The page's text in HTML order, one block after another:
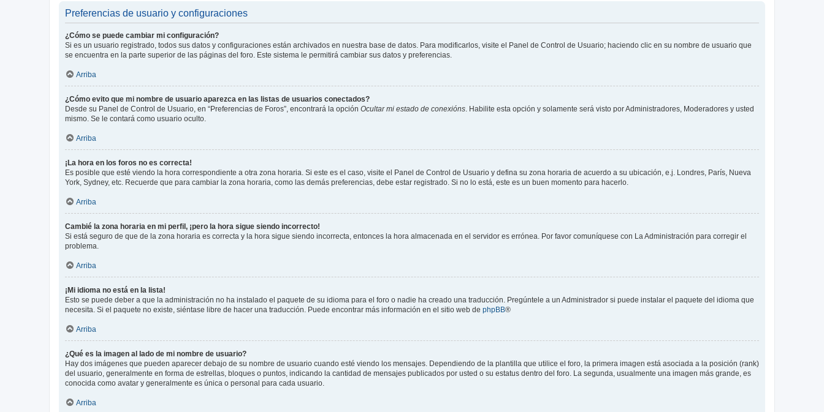
Preferencias de usuario y configuraciones
¿Cómo se puede cambiar mi configuración?
Si es un usuario registrado, todos sus datos y configuraciones están archivados en nuestra base de datos. Para modificarlos, visite el Panel de Control de Usuario; haciendo clic en su nombre de usuario que
se encuentra en la parte superior de las páginas del foro. Este sistema le permitirá cambiar sus datos y preferencias.
Arriba
¿Cómo evito que mi nombre de usuario aparezca en las listas de usuarios conectados?
Desde su Panel de Control de Usuario, en “Preferencias de Foros”, encontrará la opción Ocultar mi estado de conexións . Habilite esta opción y solamente será visto por Administradores, Moderadores y usted
mismo. Se le contará como usuario oculto.
Arriba
¡La hora en los foros no es correcta!
Es posible que esté viendo la hora correspondiente a otra zona horaria. Si este es el caso, visite el Panel de Control de Usuario y defina su zona horaria de acuerdo a su ubicación, e.j. Londres, París, Nueva
York, Sydney, etc. Recuerde que para cambiar la zona horaria, como las demás preferencias, debe estar registrado. Si no lo está, este es un buen momento para hacerlo.
Arriba
Cambié la zona horaria en mi perfil, ¡pero la hora sigue siendo incorrecto!
Si está seguro de que de la zona horaria es correcta y la hora sigue siendo incorrecta, entonces la hora almacenada en el servidor es errónea. Por favor comuníquese con La Administración para corregir el
problema.
Arriba
¡Mi idioma no está en la lista!
Esto se puede deber a que la administración no ha instalado el paquete de su idioma para el foro o nadie ha creado una traducción. Pregúntele a un Administrador si puede instalar el paquete del idioma que
necesita. Si el paquete no existe, siéntase libre de hacer una traducción. Puede encontrar más información en el sitio web de phpBB®
Arriba
¿Qué es la imagen al lado de mi nombre de usuario?
Hay dos imágenes que pueden aparecer debajo de su nombre de usuario cuando esté viendo los mensajes. Dependiendo de la plantilla que utilice el foro, la primera imagen está asociada a la posición (rank)
del usuario, generalmente en forma de estrellas, bloques o puntos, indicando la cantidad de mensajes publicados por usted o su estatus dentro del foro. La segunda, usualmente una imagen más grande, es
conocida como avatar y generalmente es única o personal para cada usuario.
Arriba